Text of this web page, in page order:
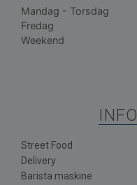
Mandag - Torsdag
Fredag
Weekend
Street Food
Delivery
Barista maskine